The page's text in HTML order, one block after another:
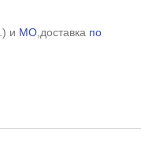
) и МО,доставка по